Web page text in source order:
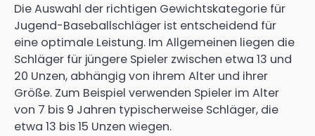
Die Auswahl der richtigen Gewichtskategorie für
Jugend-Baseballschläger ist entscheidend für
eine optimale Leistung. Im Allgemeinen liegen die
Schläger für jüngere Spieler zwischen etwa 13 und
20 Unzen, abhängig von ihrem Alter und ihrer
Größe. Zum Beispiel verwenden Spieler im Alter
von 7 bis 9 Jahren typischerweise Schläger, die
etwa 13 bis 15 Unzen wiegen.